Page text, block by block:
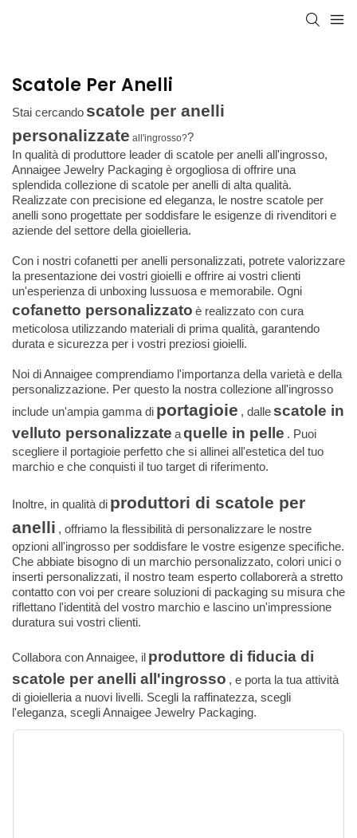
Scatole Per Anelli
Stai cercando scatole per anelli
personalizzate all'ingrosso??
In qualità di produttore leader di scatole per anelli all'ingrosso,
Annaigee Jewelry Packaging è orgogliosa di offrire una
splendida collezione di scatole per anelli di alta qualità.
Realizzate con precisione ed eleganza, le nostre scatole per
anelli sono progettate per soddisfare le esigenze di rivenditori e
aziende del settore della gioielleria.
Con i nostri cofanetti per anelli personalizzati, potrete valorizzare
la presentazione dei vostri gioielli e offrire ai vostri clienti
un'esperienza di unboxing lussuosa e memorabile. Ogni
cofanetto personalizzato è realizzato con cura
meticolosa utilizzando materiali di prima qualità, garantendo
durata e sicurezza per i vostri preziosi gioielli.
Noi di Annaigee comprendiamo l'importanza della varietà e della
personalizzazione. Per questo la nostra collezione all'ingrosso
include un'ampia gamma di portagioie , dalle scatole in
velluto personalizzate aquelle in pelle . Puoi
scegliere il portagioie perfetto che si allinei all'estetica del tuo
marchio e che conquisti il ​​tuo target di riferimento.
Inoltre, in qualità di produttori di scatole per
anelli , offriamo la flessibilità di personalizzare le nostre
opzioni all'ingrosso per soddisfare le vostre esigenze specifiche.
Che abbiate bisogno di un marchio personalizzato, colori unici o
inserti personalizzati, il nostro team esperto collaborerà a stretto
contatto con voi per creare soluzioni di packaging su misura che
riflettano l'identità del vostro marchio e lascino un'impressione
duratura sui vostri clienti.
Collabora con Annaigee, il produttore di fiducia di
scatole per anelli all'ingrosso , e porta la tua attività
di gioielleria a nuovi livelli. Scegli la raffinatezza, scegli
l'eleganza, scegli Annaigee Jewelry Packaging.